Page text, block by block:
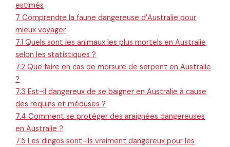
estimés
7 Comprendre la faune dangereuse d’Australie pour
mieux voyager
7.1 Quels sont les animaux les plus mortels en Australie
selon les statistiques ?
7.2 Que faire en cas de morsure de serpent en Australie
?
7.3 Est-il dangereux de se baigner en Australie à cause
des requins et méduses ?
7.4 Comment se protéger des araignées dangereuses
en Australie ?
7.5 Les dingos sont-ils vraiment dangereux pour les